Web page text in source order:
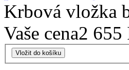
Krbová vložka
Vaše cena2 655
Vložit do košíku